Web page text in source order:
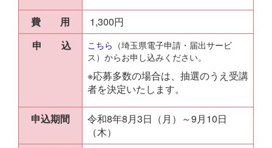
費 用
1,300円
申 込
こちら （埼玉県電子申請・届出サービ
ス）からお申し込みください。
※応募多数の場合は、抽選のうえ受講
者を決定いたします。
申込期間
令和8年8月3日（月）～9月10日
（木）